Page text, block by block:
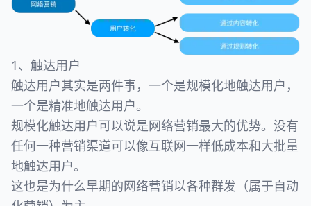
1、触达用户
触达用户其实是两件事，一个是规模化地触达用户，
一个是精准地触达用户。
规模化触达用户可以说是网络营销最大的优势。没有
任何一种营销渠道可以像互联网一样低成本和大批量
地触达用户。
这也是为什么早期的网络营销以各种群发（属于自动